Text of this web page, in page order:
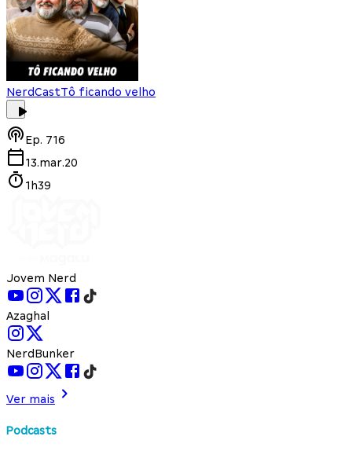
NerdCastTô ficando velho
Ep. 716
13.mar.20
1h39
Jovem Nerd
Azaghal
NerdBunker
Ver mais
Podcasts